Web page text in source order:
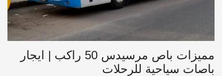
مميزات باص مرسيدس 50 راكب | ايجار
باصات سياحية للرحلات